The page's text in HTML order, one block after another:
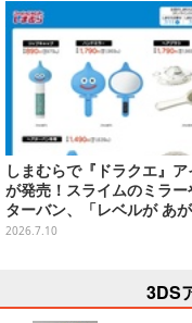
しまむらで『ドラクエ』
が発売！スライムのミラー
ターバン、「レベルが あ
た！」アクセサリーなど
2026.7.10
3DS